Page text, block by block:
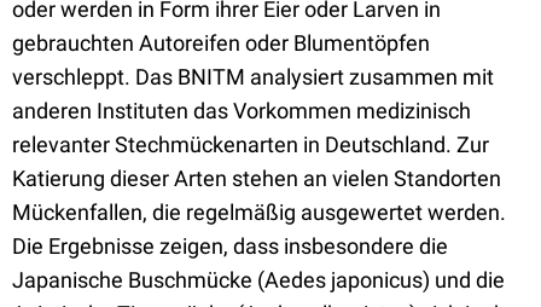
oder werden in Form ihrer Eier oder Larven in
gebrauchten Autoreifen oder Blumentöpfen
verschleppt. Das BNITM analysiert zusammen mit
anderen Instituten das Vorkommen medizinisch
relevanter Stechmückenarten in Deutschland. Zur
Katierung dieser Arten stehen an vielen Standorten
Mückenfallen, die regelmäßig ausgewertet werden.
Die Ergebnisse zeigen, dass insbesondere die
Japanische Buschmücke (Aedes japonicus) und die